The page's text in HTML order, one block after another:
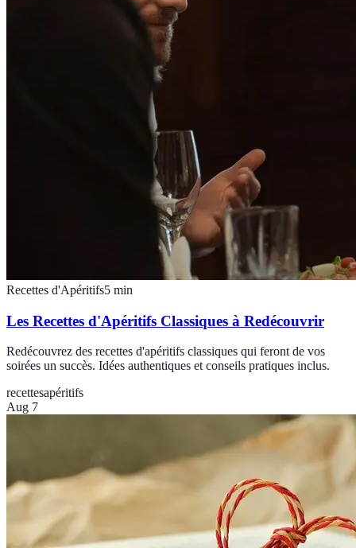
Recettes d'Apéritifs5 min
Les Recettes d'Apéritifs Classiques à Redécouvrir
Redécouvrez des recettes d'apéritifs classiques qui feront de vos
soirées un succès. Idées authentiques et conseils pratiques inclus.
recettesapéritifs
Aug 7